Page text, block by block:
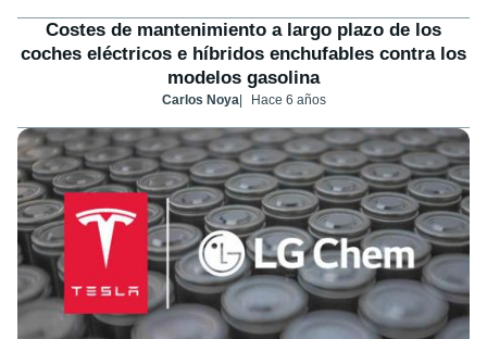
Costes de mantenimiento a largo plazo de los
coches eléctricos e híbridos enchufables contra los
modelos gasolina
Carlos Noya Hace 6 años